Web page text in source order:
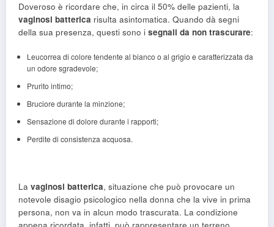
Doveroso è ricordare che, in circa il 50% delle pazienti, la
vaginosi batterica risulta asintomatica. Quando dà segni
della sua presenza, questi sono i segnali da non trascurare:
Leucorrea di colore tendente al bianco o al grigio e caratterizzata da
un odore sgradevole;
Prurito intimo;
Bruciore durante la minzione;
Sensazione di dolore durante i rapporti;
Perdite di consistenza acquosa.
La vaginosi batterica, situazione che può provocare un
notevole disagio psicologico nella donna che la vive in prima
persona, non va in alcun modo trascurata. La condizione